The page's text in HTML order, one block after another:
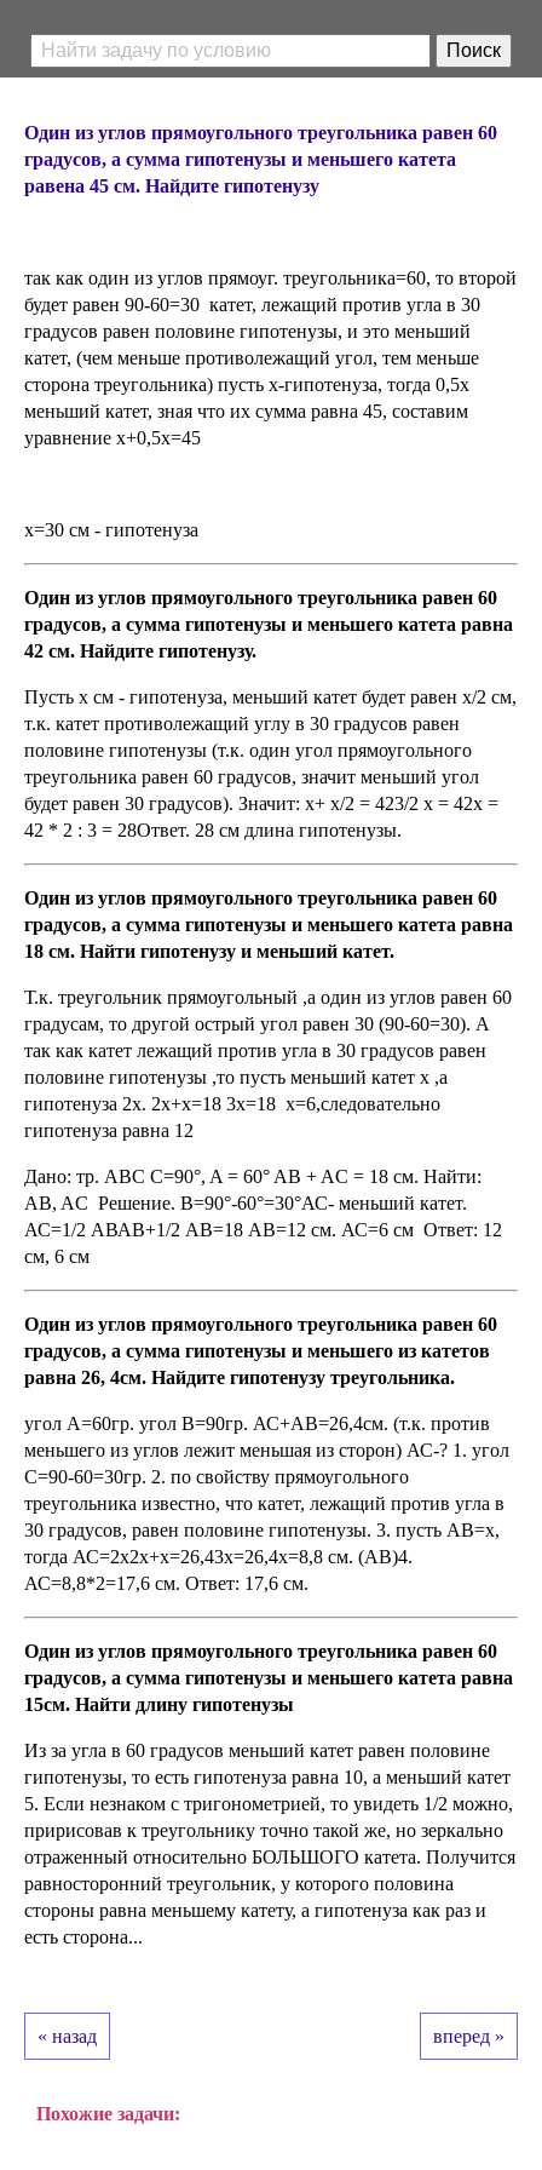
Один из углов прямоугольного треугольника равен 60
градусов, а сумма гипотенузы и меньшего катета
равена 45 см. Найдите гипотенузу
так как один из углов прямоуг. треугольника=60, то второй
будет равен 90-60=30 катет, лежащий против угла в 30
градусов равен половине гипотенузы, и это меньший
катет, (чем меньше противолежащий угол, тем меньше
сторона треугольника) пусть х-гипотенуза, тогда 0,5х
меньший катет, зная что их сумма равна 45, составим
уравнение х+0,5х=45
х=30 см - гипотенуза
Один из углов прямоугольного треугольника равен 60
градусов, а сумма гипотенузы и меньшего катета равна
42 см. Найдите гипотенузу.
Пусть х см - гипотенуза, меньший катет будет равен х/2 см,
т.к. катет противолежащий углу в 30 градусов равен
половине гипотенузы (т.к. один угол прямоугольного
треугольника равен 60 градусов, значит меньший угол
будет равен 30 градусов). Значит: х+ х/2 = 423/2 х = 42х =
42 * 2 : 3 = 28Ответ. 28 см длина гипотенузы.
Один из углов прямоугольного треугольника равен 60
градусов, а сумма гипотенузы и меньшего катета равна
18 см. Найти гипотенузу и меньший катет.
Т.к. треугольник прямоугольный ,а один из углов равен 60
градусам, то другой острый угол равен 30 (90-60=30). А
так как катет лежащий против угла в 30 градусов равен
половине гипотенузы ,то пусть меньший катет х ,а
гипотенуза 2х. 2х+х=18 3х=18 х=6,следовательно
гипотенуза равна 12
Дано: тр. ABC C=90°, A = 60° AB + AC = 18 см. Найти:
AB, AC Решение. В=90°-60°=30°АС- меньший катет.
АС=1/2 АВАВ+1/2 АВ=18 АВ=12 см. АС=6 см Ответ: 12
см, 6 см
Один из углов прямоугольного треугольника равен 60
градусов, а сумма гипотенузы и меньшего из катетов
равна 26, 4см. Найдите гипотенузу треугольника.
угол А=60гр. угол В=90гр. АС+АВ=26,4см. (т.к. против
меньшего из углов лежит меньшая из сторон) АС-? 1. угол
С=90-60=30гр. 2. по свойству прямоугольного
треугольника известно, что катет, лежащий против угла в
30 градусов, равен половине гипотенузы. 3. пусть AB=х,
тогда АС=2х2х+х=26,43х=26,4х=8,8 см. (АВ)4.
АС=8,8*2=17,6 см. Ответ: 17,6 см.
Один из углов прямоугольного треугольника равен 60
градусов, а сумма гипотенузы и меньшего катета равна
15см. Найти длину гипотенузы
Из за угла в 60 градусов меньший катет равен половине
гипотенузы, то есть гипотенуза равна 10, а меньший катет
5. Если незнаком с тригонометрией, то увидеть 1/2 можно,
пририсовав к треугольнику точно такой же, но зеркально
отраженный относительно БОЛЬШОГО катета. Получится
равносторонний треугольник, у которого половина
стороны равна меньшему катету, а гипотенуза как раз и
есть сторона...
« назад вперед »
Похожие задачи: